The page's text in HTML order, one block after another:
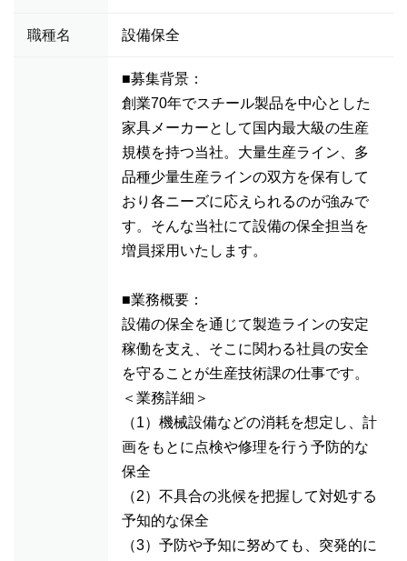
職種名 設備保全
■募集背景：
創業70年でスチール製品を中心とした
家具メーカーとして国内最大級の生産
規模を持つ当社。大量生産ライン、多
品種少量生産ラインの双方を保有して
おり各ニーズに応えられるのが強みで
す。そんな当社にて設備の保全担当を
増員採用いたします。
■業務概要：
設備の保全を通じて製造ラインの安定
稼働を支え、そこに関わる社員の安全
を守ることが生産技術課の仕事です。
＜業務詳細＞
（1）機械設備などの消耗を想定し、計
画をもとに点検や修理を行う予防的な
保全
（2）不具合の兆候を把握して対処する
予知的な保全
（3）予防や予知に努めても、突発的に